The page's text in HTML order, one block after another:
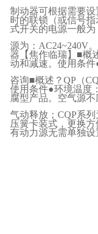
制动器可根据需要
时的联锁（或信号
式开关的电源一般为
源为： AC24~240V。
器【焦作临瑞】■概
动和减速。使用条
咨询■概述？ QP （
使用条件●环境温度
腐型产品。空气源
气动释放； CQP系
压簧卡装式，更换
有动力源无需单独